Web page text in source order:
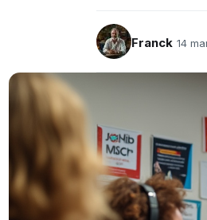
Franck 14